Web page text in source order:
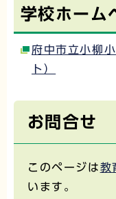
学校ホーム
府中市立小柳
ト）
お問合せ
このページは教
います。